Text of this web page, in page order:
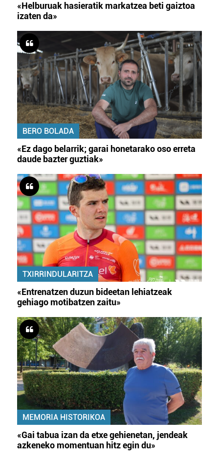
«Helburuak hasieratik markatzea beti gaiztoa
izaten da»
BERO BOLADA
«Ez dago belarrik; garai honetarako oso erreta
daude bazter guztiak»
TXIRRINDULARITZA
«Entrenatzen duzun bideetan lehiatzeak
gehiago motibatzen zaitu»
MEMORIA HISTORIKOA
«Gai tabua izan da etxe gehienetan, jendeak
azkeneko momentuan hitz egin du»